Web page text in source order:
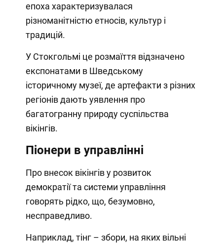
епоха характеризувалася
різноманітністю етносів, культур і
традицій.
У Стокгольмі це розмаїття відзначено
експонатами в Шведському
історичному музеї, де артефакти з різних
регіонів дають уявлення про
багатогранну природу суспільства
вікінгів.
Піонери в управлінні
Про внесок вікінгів у розвиток
демократії та системи управління
говорять рідко, що, безумовно,
несправедливо.
Наприклад, тінг – збори, на яких вільні